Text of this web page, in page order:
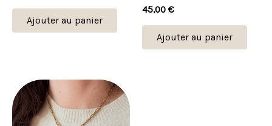
Ajouter au panier
45,00 €
Ajouter au panier